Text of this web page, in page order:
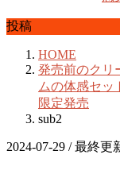
投稿
HOME
発売前のクリ
ムの体感セッ
限定発売
sub2
2024-07-29 / 最終更